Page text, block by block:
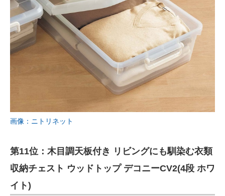
画像：ニトリネット
第11位：木目調天板付き リビングにも馴染む衣類
収納チェスト ウッドトップ デコニーCV2(4段 ホワ
イト)